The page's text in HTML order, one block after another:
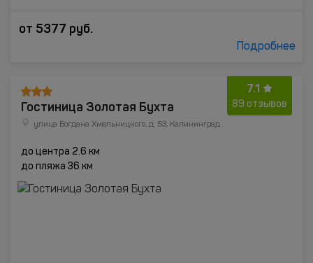
от 5377 руб.
Подробнее
7.1
89 отзывов
Гостиница Золотая Бухта
улица Богдана Хмельницкого, д. 53, Калининград
до центра 2.6 км
до пляжа 36 км